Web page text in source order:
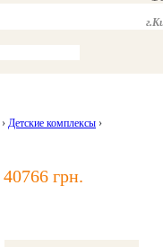
› Детские комплексы ›
40766 грн.